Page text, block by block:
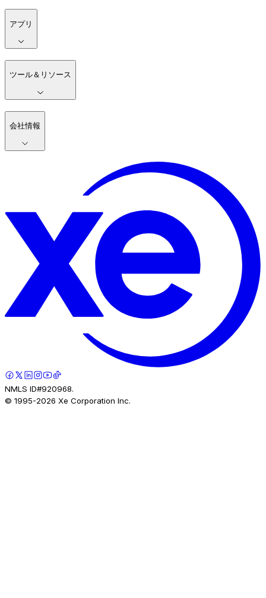
アプリ
ツール＆リソース
会社情報
NMLS ID#920968.
© 1995-2026 Xe Corporation Inc.